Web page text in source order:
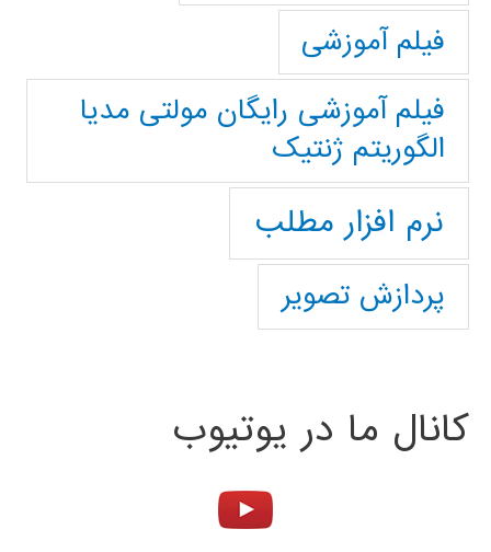
فیلم آموزشی
فیلم آموزشی رایگان مولتی مدیا
الگوریتم ژنتیک
نرم افزار مطلب
پردازش تصویر
کانال ما در یوتیوب